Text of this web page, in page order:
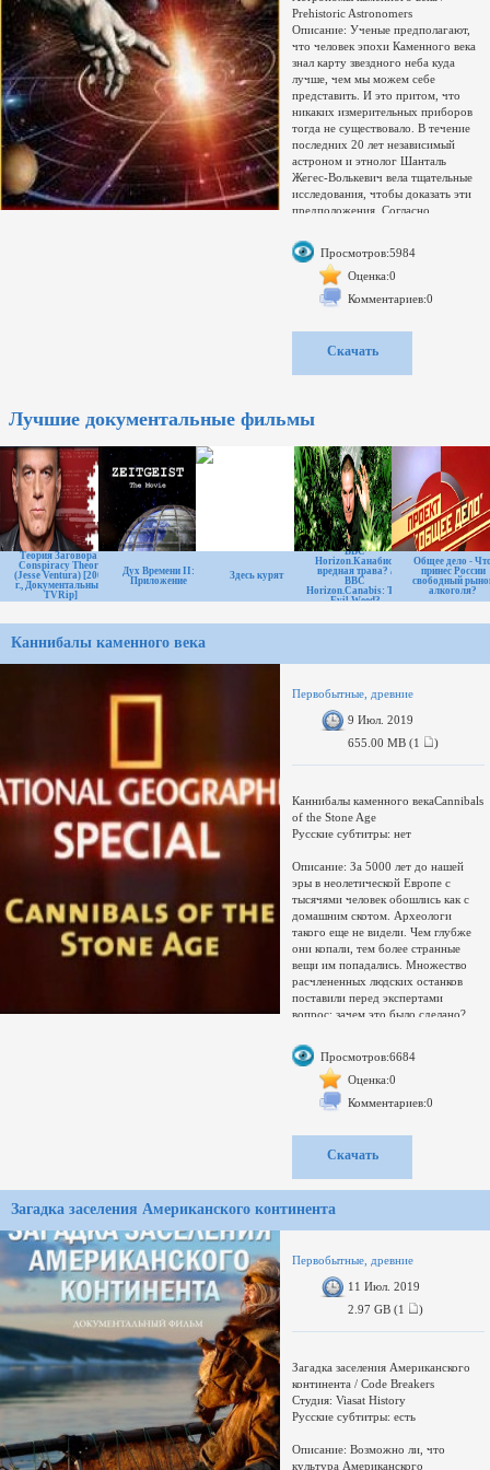
Prehistoric Astronomers
Описание: Ученые предполагают,
что человек эпохи Каменного века
знал карту звездного неба куда
лучше, чем мы можем себе
представить. И это притом, что
никаких измерительных приборов
тогда не существовало. В течение
последних 20 лет независимый
астроном и этнолог Шанталь
Жегес-Волькевич вела тщательные
исследования, чтобы доказать эти
предположения. Согласно
первобытные люди выбирали свои
пещеры в зависимости от
ориентации по солнцу, изготовляли
такие измерительные приборы, как
лунный календарь, а их наскальные
Релиз-группа:
Развернуть
Увел./умен. окно
загружается...
Просмотров:5984
Оценка:0
Комментариев:0
Скачать
Лучшие документальные фильмы
Теория Заговора /
Conspiracy Theory
(Jesse Ventura) [2009
г., Документальный,
TVRip]
Дух Времени II:
Приложение
Здесь курят
ВВС
Horizon.Канабис:
вредная трава? /
BBC
Horizon.Canabis: The
Evil Weed?
Общее дело -
принес России
свободный
алкоголя?
Каннибалы каменного века
Первобытные, древние
9 Июл. 2019
655.00 MB (1
)
Каннибалы каменного векаCannibals
of the Stone Age
Русские субтитры: нет
Описание: За 5000 лет до нашей
эры в неолетической Европе c
тысячями человек обошлись как с
домашним скотом. Археологи
такого еще не видели. Чем глубже
они копали, тем более странные
вещи им попадались. Множество
расчлененных людских останков
поставили перед экспертами
вопрос: зачем это было сделано?
Европе существовали каннибалы?
Свернуть поддиректории
Развернуть
Переключить
Увел./умен. окно
Как удалить свою раздачу?
Просмотров:6684
Оценка:0
Комментариев:0
Скачать
Загадка заселения Американского континента
Первобытные, древние
11 Июл. 2019
2.97 GB (1
)
Загадка заселения Американского
континента / Code Breakers
Студия: Viasat History
Русские субтитры: есть
Описание: Возможно ли, что
культура Американского